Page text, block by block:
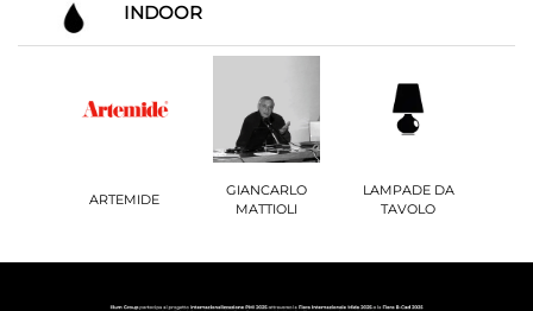
INDOOR
ARTEMIDE
GIANCARLO
MATTIOLI
LAMPADE DA
TAVOLO